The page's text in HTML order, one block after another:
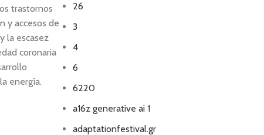
trastornos
y accesos de
la escasez
coronaria
energía.
26
3
4
6
6220
a16z generative ai 1
adaptationfestival.gr